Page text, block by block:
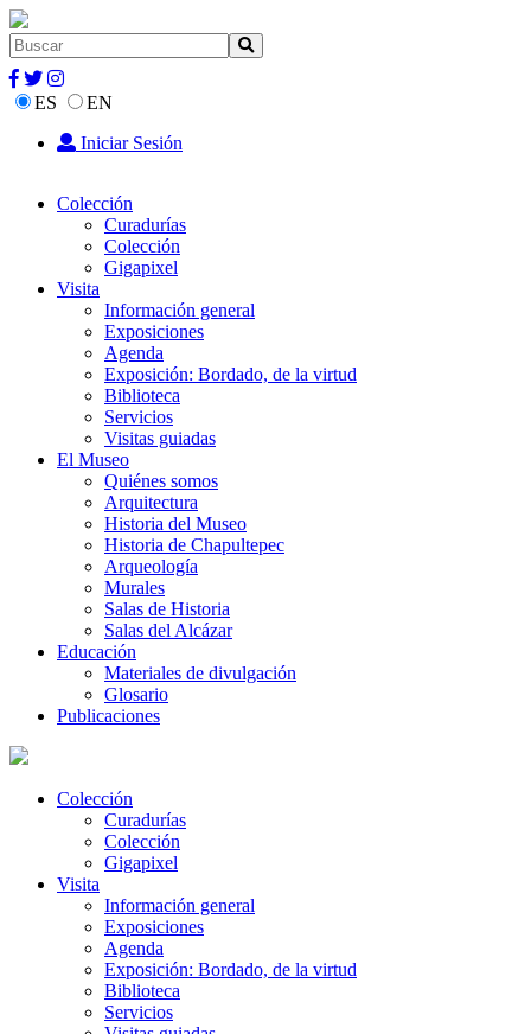
ES
EN
Iniciar Sesión
Colección
Curadurías
Colección
Gigapixel
Visita
Información general
Exposiciones
Agenda
Exposición: Bordado, de la virtud
Biblioteca
Servicios
Visitas guiadas
El Museo
Quiénes somos
Arquitectura
Historia del Museo
Historia de Chapultepec
Arqueología
Murales
Salas de Historia
Salas del Alcázar
Educación
Materiales de divulgación
Glosario
Publicaciones
Colección
Curadurías
Colección
Gigapixel
Visita
Información general
Exposiciones
Agenda
Exposición: Bordado, de la virtud
Biblioteca
Servicios